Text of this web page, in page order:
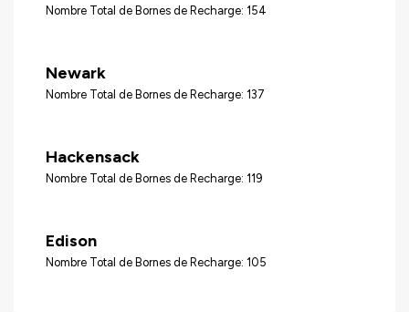
Nombre Total de Bornes de Recharge: 154
Newark
Nombre Total de Bornes de Recharge: 137
Hackensack
Nombre Total de Bornes de Recharge: 119
Edison
Nombre Total de Bornes de Recharge: 105